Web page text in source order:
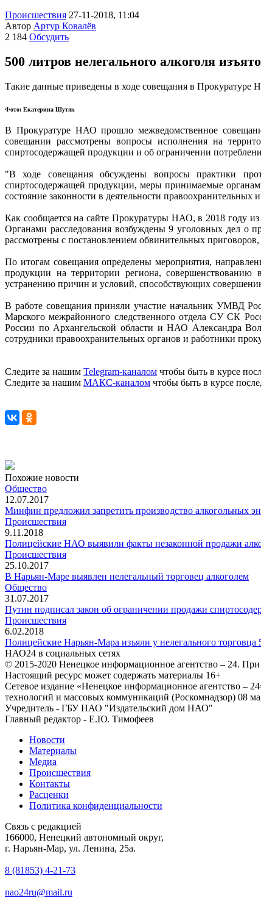
Происшествия 27-11-2018, 11:04
Автор Артур Ковалёв
2 184 Обсудить
500 литров нелегального алкоголя
Такие данные приведены в ходе совещания в Прокуратуре
Фото: Екатерина Шутяк
В Прокуратуре НАО прошло межведомственное
совещании рассмотрены вопросы исполнения на
спиртосодержащей продукции и об ограничении
"В ходе совещания обсуждены вопросы практики
спиртосодержащей продукции, меры принимаемые
состояние законности в деятельности
Как сообщается на сайте Прокуратуры НАО, в 2018 году из
Органами расследования возбуждены 9 уголовных дел о
рассмотрены с постановлением обвинительных
По итогам совещания определены мероприятия,
продукции на территории региона, совершенствованию
устранению причин и условий, способствующих
В работе совещания приняли участие начальник УМВД
Марского межрайонного следственного отдела СУ СК
России по Архангельской области и НАО Александра
сотрудники правоохранительных органов и работники
Следите за нашим Telegram-каналом чтобы быть в курсе
Следите за нашим МАКС-каналом чтобы быть в курсе
Похожие новости
Общество
12.07.2017
Минфин предложил запретить производство алкогольных
Происшествия
9.11.2018
Полицейские НАО выявили факты незаконной продажи
Происшествия
25.10.2017
В Нарьян-Маре выявлен нелегальный торговец алкоголем
Общество
31.07.2017
Путин подписал закон об ограничении продажи
Происшествия
6.02.2018
Полицейские Нарьян-Мара изъяли у нелегального торговца
НАО24 в социальных сетях
© 2015-2020 Ненецкое информационное агентство – 24. При
Настоящий ресурс может содержать материалы 16+
Сетевое издание «Ненецкое информационное агентство
технологий и массовых коммуникаций (Роскомнадзор) 08
Учредитель - ГБУ НАО "Издательский дом НАО"
Главный редактор - Е.Ю. Тимофеев
Новости
Материалы
Медиа
Происшествия
Контакты
Расценки
Политика конфиденциальности
Связь с редакцией
166000, Ненецкий автономный округ,
г. Нарьян-Мар, ул. Ленина, 25а.
8 (81853) 4-21-73
nao24ru@mail.ru